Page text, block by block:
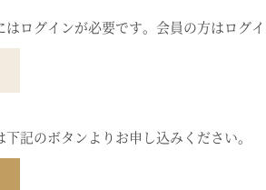
ログインが必要です。会員の方はログイ
記のボタンよりお申し込みください。